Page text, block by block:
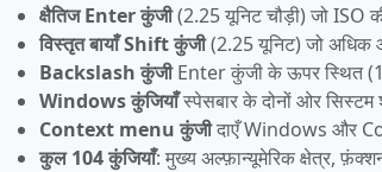
क्षैतिज Enter कुंजी(2.25 यूनिट चौड़ी) जो ISO
विस्तृत बायाँ Shift कुंजी(2.25 यूनिट) जो अधिक
Backslash कुंजीEnter कुंजी के ऊपर स्थित
Windows कुंजियाँस्पेसबार के दोनों ओर सिस्टम
Context menu कुंजीदाएँ Windows और
कुल 104 कुंजियाँ: मुख्य अल्फ़ान्यूमेरिक क्षेत्र,